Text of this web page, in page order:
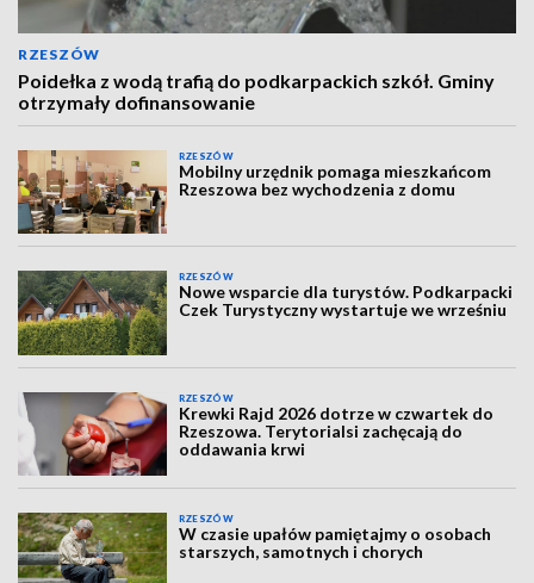
RZESZÓW
Poidełka z wodą trafią do podkarpackich szkół. Gminy
otrzymały dofinansowanie
RZESZÓW
Mobilny urzędnik pomaga mieszkańcom
Rzeszowa bez wychodzenia z domu
RZESZÓW
Nowe wsparcie dla turystów. Podkarpacki
Czek Turystyczny wystartuje we wrześniu
RZESZÓW
Krewki Rajd 2026 dotrze w czwartek do
Rzeszowa. Terytorialsi zachęcają do
oddawania krwi
RZESZÓW
W czasie upałów pamiętajmy o osobach
starszych, samotnych i chorych